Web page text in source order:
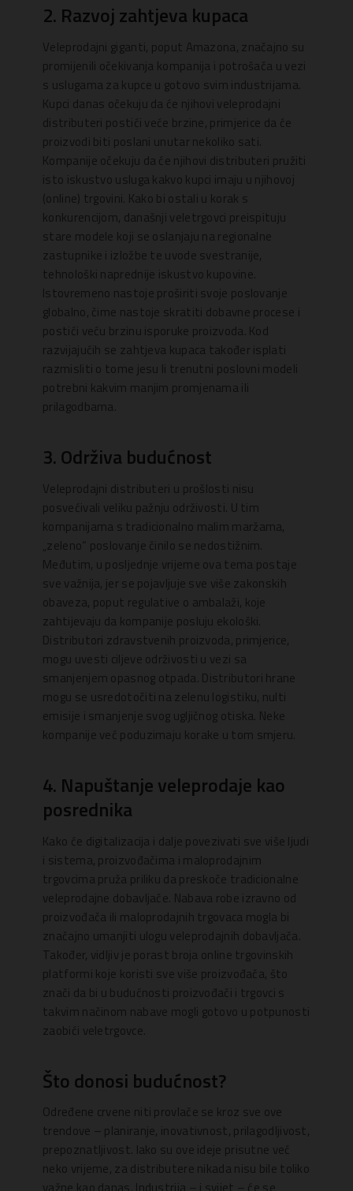
2. Razvoj zahtjeva kupaca
Veleprodajni giganti, poput Amazona, značajno su
promijenili očekivanja kompanija i potrošača u vezi
s uslugama za kupce u gotovo svim industrijama.
Kupci danas očekuju da će njihovi veleprodajni
distributeri postići veće brzine, primjerice da će
proizvodi biti poslani unutar nekoliko sati.
Kompanije očekuju da će njihovi distributeri pružiti
isto iskustvo usluga kakvo kupci imaju u njihovoj
(online) trgovini. Kako bi ostali u korak s
konkurencijom, današnji veletrgovci preispituju
stare modele koji se oslanjaju na regionalne
zastupnike i izložbe te uvode svestranije,
tehnološki naprednije iskustvo kupovine.
Istovremeno nastoje proširiti svoje poslovanje
globalno, čime nastoje skratiti dobavne procese i
postići veću brzinu isporuke proizvoda. Kod
razvijajućih se zahtjeva kupaca također isplati
razmisliti o tome jesu li trenutni poslovni modeli
potrebni kakvim manjim promjenama ili
prilagodbama.
3. Održiva budućnost
Veleprodajni distributeri u prošlosti nisu
posvećivali veliku pažnju održivosti. U tim
kompanijama s tradicionalno malim maržama,
„zeleno“ poslovanje činilo se nedostižnim.
Međutim, u posljednje vrijeme ova tema postaje
sve važnija, jer se pojavljuje sve više zakonskih
obaveza, poput regulative o ambalaži, koje
zahtijevaju da kompanije posluju ekološki.
Distributori zdravstvenih proizvoda, primjerice,
mogu uvesti ciljeve održivosti u vezi sa
smanjenjem opasnog otpada. Distributori hrane
mogu se usredotočiti na zelenu logistiku, nulti
emisije i smanjenje svog ugljičnog otiska. Neke
kompanije već poduzimaju korake u tom smjeru.
4. Napuštanje veleprodaje kao
posrednika
Kako će digitalizacija i dalje povezivati sve više ljudi
i sistema, proizvođačima i maloprodajnim
trgovcima pruža priliku da preskoče tradicionalne
veleprodajne dobavljače. Nabava robe izravno od
proizvođača ili maloprodajnih trgovaca mogla bi
značajno umanjiti ulogu veleprodajnih dobavljača.
Također, vidljiv je porast broja online trgovinskih
platformi koje koristi sve više proizvođača, što
znači da bi u budućnosti proizvođači i trgovci s
takvim načinom nabave mogli gotovo u potpunosti
zaobići veletrgovce.
Što donosi budućnost?
Određene crvene niti provlače se kroz sve ove
trendove – planiranje, inovativnost, prilagodljivost,
prepoznatljivost. Iako su ove ideje prisutne već
neko vrijeme, za distributere nikada nisu bile toliko